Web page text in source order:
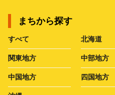
まちから探す
すべて 北海道
関東地方 中部地方
中国地方 四国地方